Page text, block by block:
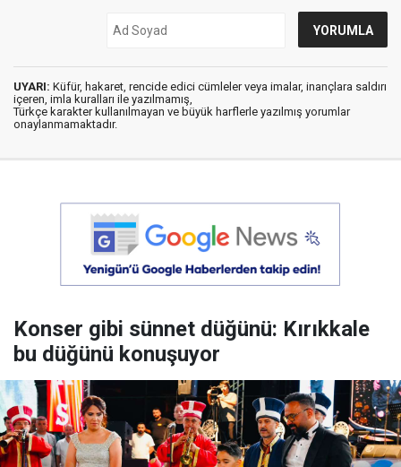
UYARI: Küfür, hakaret, rencide edici cümleler veya imalar, inançlara saldırı
içeren, imla kuralları ile yazılmamış,
Türkçe karakter kullanılmayan ve büyük harflerle yazılmış yorumlar
onaylanmamaktadır.
Konser gibi sünnet düğünü: Kırıkkale
bu düğünü konuşuyor